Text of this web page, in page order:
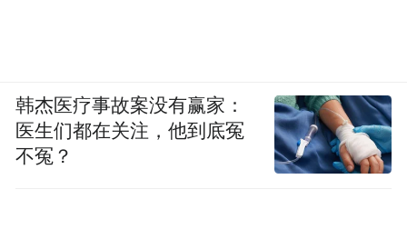
韩杰医疗事故案没有赢家：
医生们都在关注，他到底冤
不冤？